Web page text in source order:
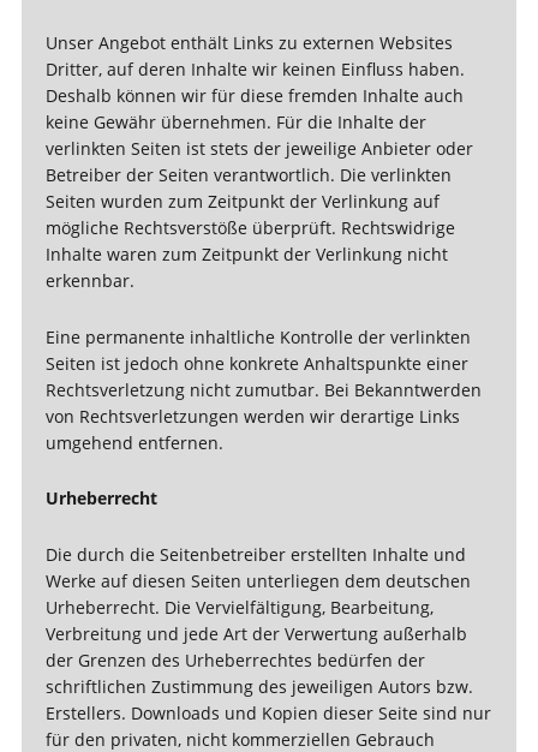
Unser Angebot enthält Links zu externen Websites
Dritter, auf deren Inhalte wir keinen Einfluss haben.
Deshalb können wir für diese fremden Inhalte auch
keine Gewähr übernehmen. Für die Inhalte der
verlinkten Seiten ist stets der jeweilige Anbieter oder
Betreiber der Seiten verantwortlich. Die verlinkten
Seiten wurden zum Zeitpunkt der Verlinkung auf
mögliche Rechtsverstöße überprüft. Rechtswidrige
Inhalte waren zum Zeitpunkt der Verlinkung nicht
erkennbar.
Eine permanente inhaltliche Kontrolle der verlinkten
Seiten ist jedoch ohne konkrete Anhaltspunkte einer
Rechtsverletzung nicht zumutbar. Bei Bekanntwerden
von Rechtsverletzungen werden wir derartige Links
umgehend entfernen.
Urheberrecht
Die durch die Seitenbetreiber erstellten Inhalte und
Werke auf diesen Seiten unterliegen dem deutschen
Urheberrecht. Die Vervielfältigung, Bearbeitung,
Verbreitung und jede Art der Verwertung außerhalb
der Grenzen des Urheberrechtes bedürfen der
schriftlichen Zustimmung des jeweiligen Autors bzw.
Erstellers. Downloads und Kopien dieser Seite sind nur
für den privaten, nicht kommerziellen Gebrauch